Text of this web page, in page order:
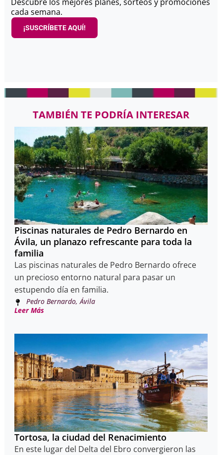
Descubre los mejores planes, sorteos y promociones
cada semana.
¡SUSCRÍBETE AQUÍ!
TAMBIÉN TE PODRÍA INTERESAR
Piscinas naturales de Pedro Bernardo en
Ávila, un planazo refrescante para toda la
familia
Las piscinas naturales de Pedro Bernardo ofrece
un precioso entorno natural para pasar un
estupendo día en familia.
Pedro Bernardo, Ávila
Leer Más
Tortosa, la ciudad del Renacimiento
En este lugar del Delta del Ebro convergieron las